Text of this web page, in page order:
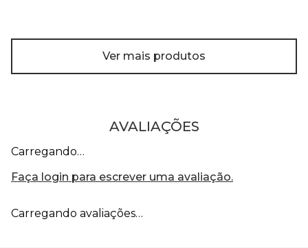
Ver mais produtos
AVALIAÇÕES
Carregando…
Faça login para escrever uma avaliação.
Carregando avaliações…